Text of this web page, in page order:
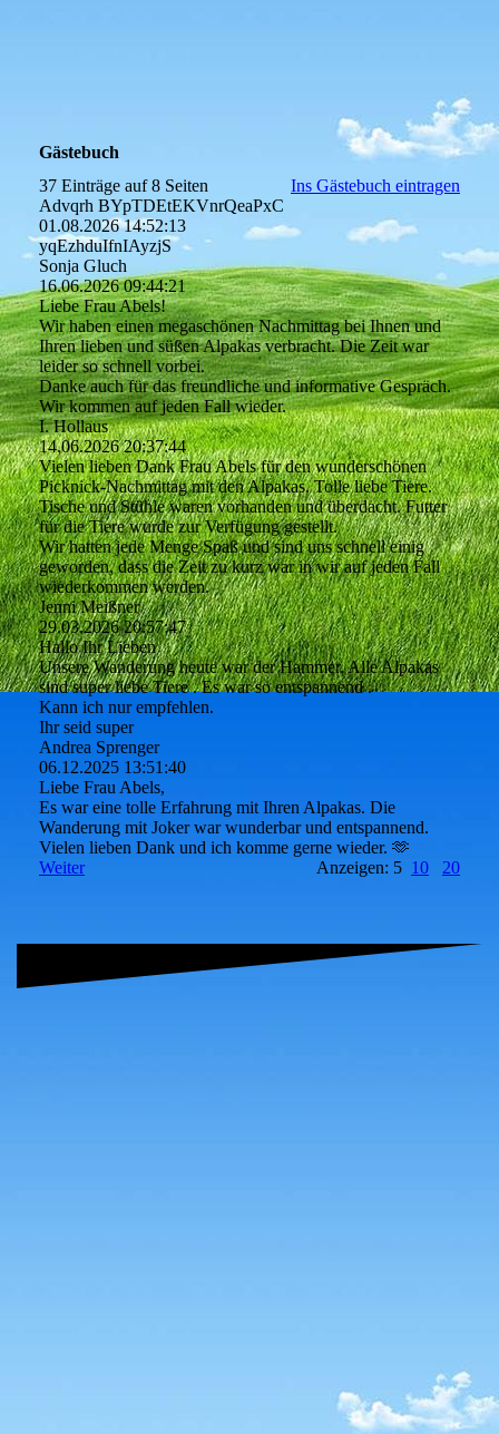
Gästebuch
37 Einträge auf 8 Seiten
Ins Gästebuch eintragen
Advqrh BYpTDEtEKVnrQeaPxC
01.08.2026 14:52:13
yqEzhduIfnIAyzjS
Sonja Gluch
16.06.2026 09:44:21
Liebe Frau Abels!
Wir haben einen megaschönen Nachmittag bei Ihnen und
Ihren lieben und süßen Alpakas verbracht. Die Zeit war
leider so schnell vorbei.
Danke auch für das freundliche und informative Gespräch.
Wir kommen auf jeden Fall wieder.
I. Hollaus
14.06.2026 20:37:44
Vielen lieben Dank Frau Abels für den wunderschönen
Picknick-Nachmittag mit den Alpakas. Tolle liebe Tiere.
Tische und Stühle waren vorhanden und überdacht. Futter
für die Tiere wurde zur Verfügung gestellt.
Wir hatten jede Menge Spaß und sind uns schnell einig
geworden, dass die Zeit zu kurz war in wir auf jeden Fall
wiederkommen werden.
Jenni Meißner
29.03.2026 20:57:47
Hallo Ihr Lieben
Unsere Wanderung heute war der Hammer. Alle Alpakas
sind super liebe Tiere . Es war so entspannend .
Kann ich nur empfehlen.
Ihr seid super
Andrea Sprenger
06.12.2025 13:51:40
Liebe Frau Abels,
Es war eine tolle Erfahrung mit Ihren Alpakas. Die
Wanderung mit Joker war wunderbar und entspannend.
Vielen lieben Dank und ich komme gerne wieder. 🫶
Weiter
Anzeigen: 5 10 20